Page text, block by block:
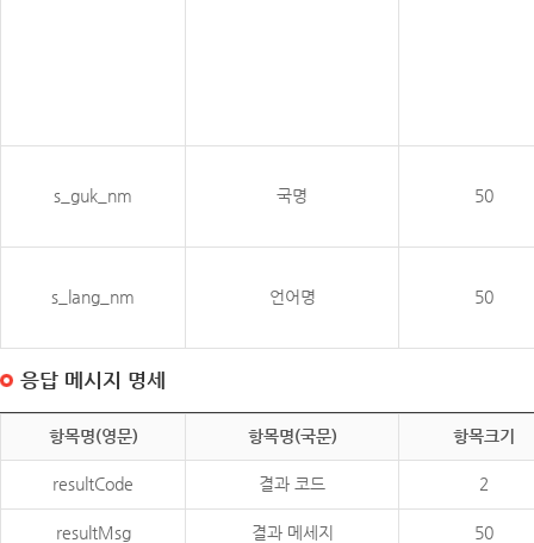
s_guk_nm 국명 50
s_lang_nm 언어명 50
응답 메시지 명세
항목명(영문) 항목명(국문) 항목크기
resultCode 결과 코드 2
resultMsg 결과 메세지 50